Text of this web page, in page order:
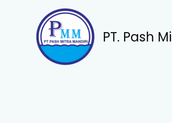
PT. Pash